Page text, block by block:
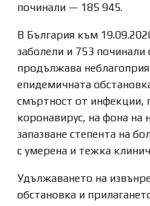
починали — 185 945.
В България към
заболели и 753 починали
продължава
епидемичната
смъртност от инфекции,
коронавирус, на фона на
запазване степента на
с умерена и тежка
Удължаването на
обстановка и